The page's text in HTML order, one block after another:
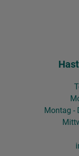
Montag -